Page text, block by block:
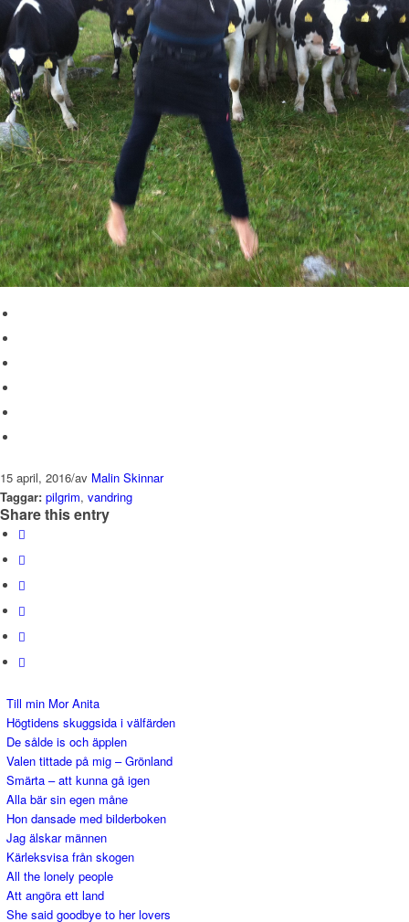
15 april, 2016/av Malin Skinnar
Taggar: pilgrim, vandring
Share this entry
Till min Mor Anita
Högtidens skuggsida i välfärden
De sålde is och äpplen
Valen tittade på mig – Grönland
Smärta – att kunna gå igen
Alla bär sin egen måne
Hon dansade med bilderboken
Jag älskar männen
Kärleksvisa från skogen
All the lonely people
Att angöra ett land
She said goodbye to her lovers